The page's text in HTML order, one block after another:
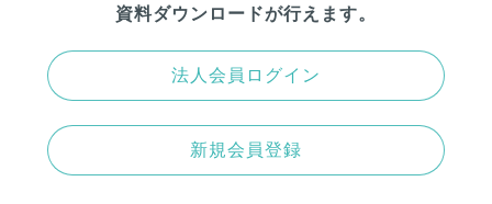
資料ダウンロードが行えます。
法人会員ログイン
新規会員登録